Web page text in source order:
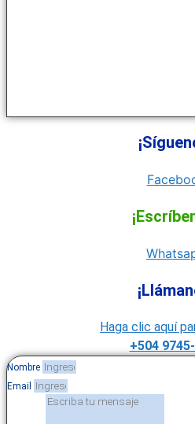
Haga clic aquí
+504
Nombre
Email